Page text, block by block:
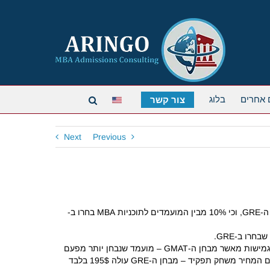
אחרים בלוג צור קשר
Previous
Next
דו"ח שפרסמה לאחרונה חברת ETS, האחראית על מבחן ה-GRE, מראה כי בעונת 2012-13 נרשם מספר שיא של מועמדים שנבחנו בבחינת ה-GRE, וכי 10% מבין המועמדים לתוכניות MBA בחרו ב-
העליה הזו מיוחסת לעובדה שיותר תוכניות MBA מובילות מוכנות לקבל את ה-GRE כתחליף ל-GMAT, ולכך שהמבחן מציע למועמדים יותר גמישות מאשר מבחן ה-GMAT – מועמד שנבחן יותר מפעם
אחת יכול לבחור איזה ציון לשלוח לבתי הספר, ובזמן המבחן יכולים המועמדים לדלג על שאלות, לחזור אחורה, לשנות את תשובותיהם וכו'. גם המחיר משחק תפקיד – מבחן ה-GRE עולה 195$ בלבד